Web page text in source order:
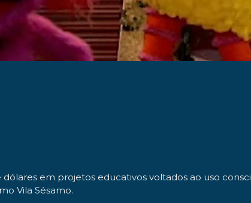
em projetos educativos voltados ao uso
Vila Sésamo.